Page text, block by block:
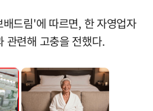
드림'에 따르면, 한 자영업자
관련해 고충을 전했다.